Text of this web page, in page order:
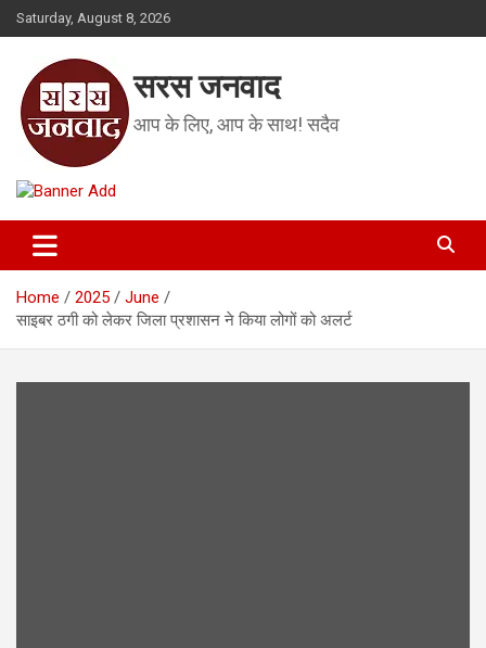
Skip
to
Saturday, August 8, 2026
सरस जनवाद
आप के लिए, आप के साथ! सदैव
Home 2025
June
साइबर ठगी को लेकर जिला प्रशासन ने किया लोगों को अलर्ट